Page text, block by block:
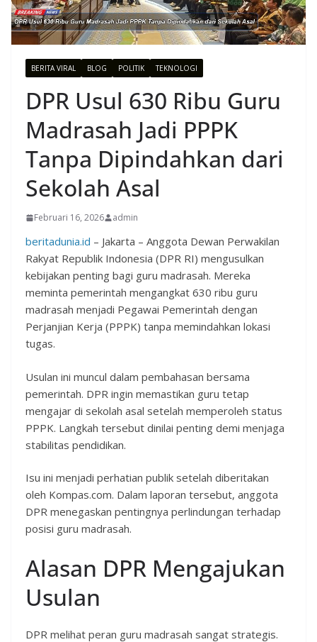
BERITA VIRAL BLOG POLITIK TEKNOLOGI
DPR Usul 630 Ribu Guru
Madrasah Jadi PPPK
Tanpa Dipindahkan dari
Sekolah Asal
Februari 16, 2026 admin
beritadunia.id – Jakarta – Anggota Dewan Perwakilan
Rakyat Republik Indonesia (DPR RI) mengusulkan
kebijakan penting bagi guru madrasah. Mereka
meminta pemerintah mengangkat 630 ribu guru
madrasah menjadi Pegawai Pemerintah dengan
Perjanjian Kerja (PPPK) tanpa memindahkan lokasi
tugas.
Usulan ini muncul dalam pembahasan bersama
pemerintah. DPR ingin memastikan guru tetap
mengajar di sekolah asal setelah memperoleh status
PPPK. Langkah tersebut dinilai penting demi menjaga
stabilitas pendidikan.
Isu ini menjadi perhatian publik setelah diberitakan
oleh Kompas.com. Dalam laporan tersebut, anggota
DPR menegaskan pentingnya perlindungan terhadap
posisi guru madrasah.
Alasan DPR Mengajukan
Usulan
DPR melihat peran guru madrasah sangat strategis.